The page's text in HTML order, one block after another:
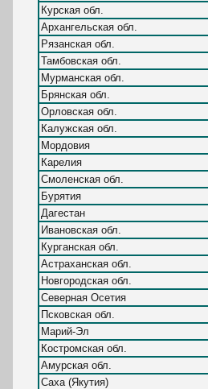
Курская обл.
Архангельская обл.
Рязанская обл.
Тамбовская обл.
Мурманская обл.
Брянская обл.
Орловская обл.
Калужская обл.
Мордовия
Карелия
Смоленская обл.
Бурятия
Дагестан
Ивановская обл.
Курганская обл.
Астраханская обл.
Новгородская обл.
Северная Осетия
Псковская обл.
Марий-Эл
Костромская обл.
Амурская обл.
Саха (Якутия)